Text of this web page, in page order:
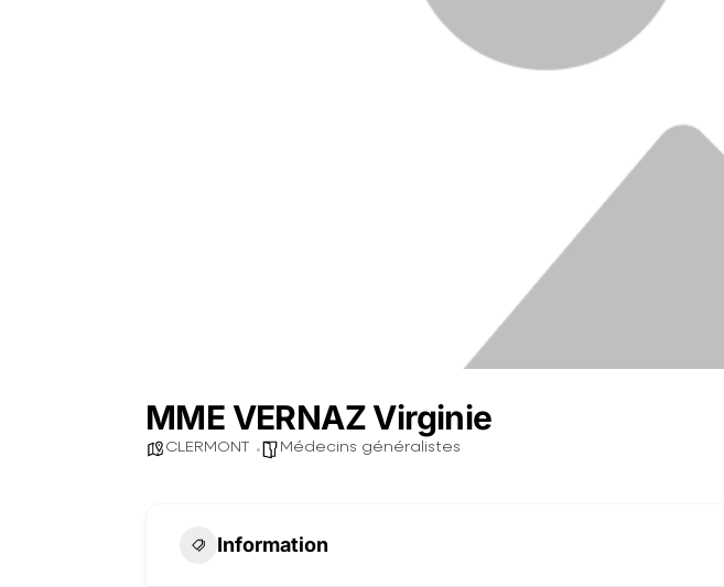
MME VERNAZ Virginie
CLERMONT Médecins généralistes
Information